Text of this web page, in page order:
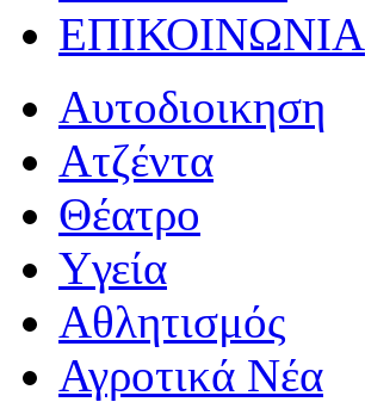
ΕΠΙΚΟΙΝΩΝΙΑ
Αυτοδιοικηση
Ατζέντα
Θέατρο
Yγεία
Αθλητισμός
Αγροτικά Νέα